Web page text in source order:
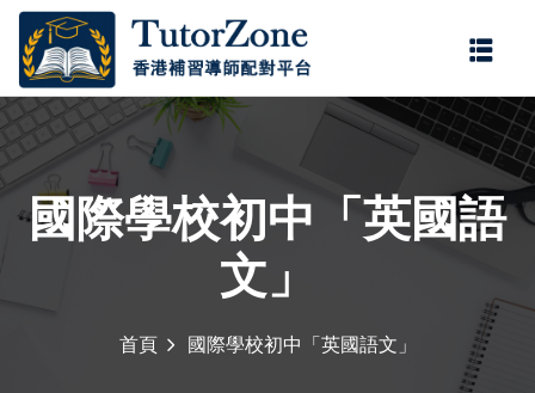
國際學校初中「英國語
文」
首頁 國際學校初中「英國語文」
登錄